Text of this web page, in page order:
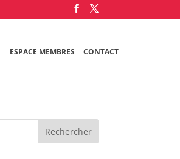
ESPACE MEMBRES CONTACT